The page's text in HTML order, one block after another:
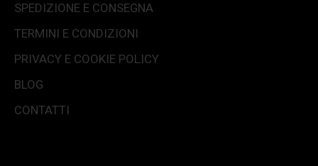
SPEDIZIONE E CONSEGNA
TERMINI E CONDIZIONI
PRIVACY E COOKIE POLICY
BLOG
CONTATTI